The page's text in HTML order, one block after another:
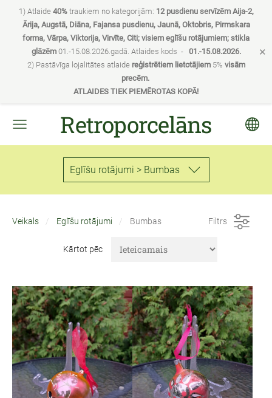
1) Atlaide 40%traukiem no kategorijām: 12 pusdienu servīzēm Aija-2,
Ārija, Augstā, Diāna, Fajansa pusdienu, Jaunā, Oktobris, Pirmskara
forma, Vārpa, Viktorija, Virvīte, Citi; visiem eglīšu rotājumiem; stikla
glāzēm 01.-15.08.2026.gadā. Atlaides kods - 01.-15.08.2026.
2) Pastāvīga lojalitātes atlaide reģistrētiem lietotājiem5% visām
precēm.
ATLAIDES TIEK PIEMĒROTAS KOPĀ!
×
Retroporcelāns
Eglīšu rotājumi > Bumbas
Veikals Eglīšu rotājumi Bumbas Filtrs
Kārtot pēc